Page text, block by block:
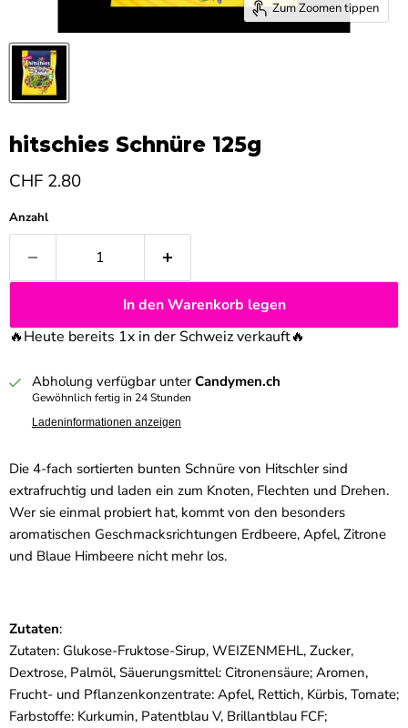
Zum Zoomen tippen
hitschies Schnüre 125g
Aktueller Preis
CHF 2.80
Anzahl
In den Warenkorb legen
🔥Heute bereits 1x in der Schweiz verkauft🔥
Abholung verfügbar unterCandymen.ch
Gewöhnlich fertig in 24 Stunden
Ladeninformationen anzeigen
Die 4-fach sortierten bunten Schnüre von Hitschler sind
extrafruchtig und laden ein zum Knoten, Flechten und Drehen.
Wer sie einmal probiert hat, kommt von den besonders
aromatischen Geschmacksrichtungen Erdbeere, Apfel, Zitrone
und Blaue Himbeere nicht mehr los.
Zutaten:
Zutaten: Glukose-Fruktose-Sirup, WEIZENMEHL, Zucker,
Dextrose, Palmöl, Säuerungsmittel: Citronensäure; Aromen,
Frucht- und Pflanzenkonzentrate: Apfel, Rettich, Kürbis, Tomate;
Farbstoffe: Kurkumin, Patentblau V, Brillantblau FCF;